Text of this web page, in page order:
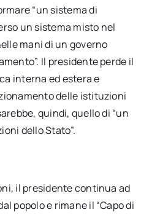
“un sistema di
un sistema misto nel
mani di un governo
Il presidente perde il
interna ed estera e
delle istituzioni
quindi, quello di “un
dello Stato”.
il presidente continua ad
popolo e rimane il “Capo di